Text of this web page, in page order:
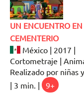
UN ENCUENTRO EN
CEMENTERIO
México | 2017 |
Cortometraje |
Realizado por niñas
| 3 min. |
9+